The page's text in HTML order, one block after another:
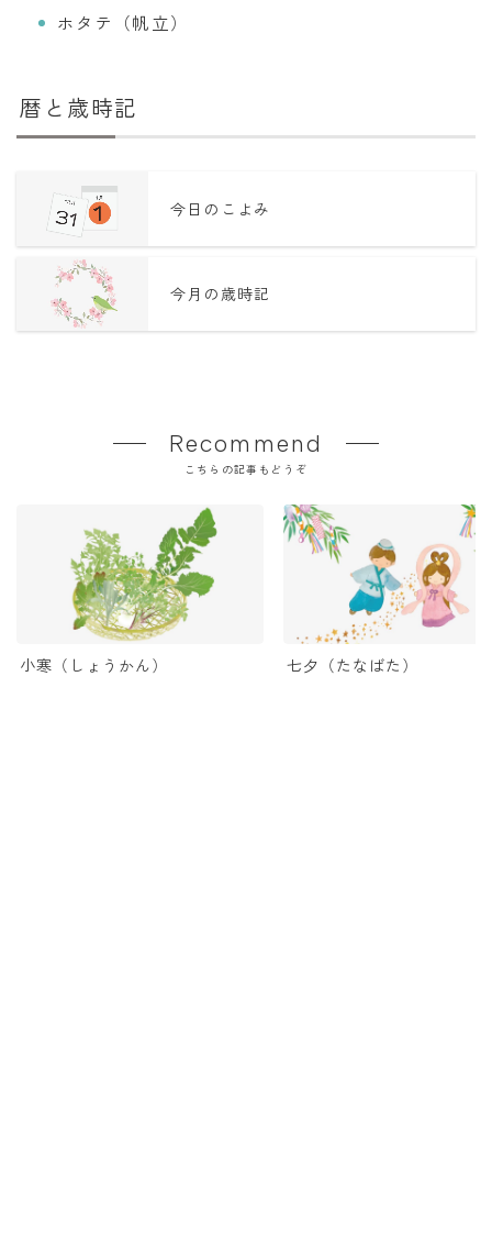
ホタテ（帆立）
暦と歳時記
今日のこよみ
今月の歳時記
Recommend
こちらの記事もどうぞ
小寒（しょうかん） 七夕（たなばた）